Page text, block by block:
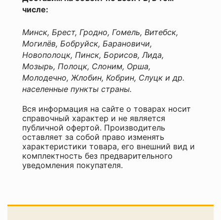
окна
двери
Основа
состава
акрил,
алкидная
смола
Основные
свойства
содержит
антисептик,
быстрое
высыхание,
останавливает
развитие
грибков,
без
содержит
числе:
Минск, Брест, Гродно, Гомель, Витебск,
Могилёв, Бобруйск, Барановичи,
Новополоцк, Пинск, Борисов, Лида,
Мозырь, Полоцк, Слоним, Орша,
Молодечно, Жлобин, Кобрин, Слуцк и др.
населенные пункты страны.
Вся информация на сайте о товарах носит
справочный характер и не является
публичной офертой. Производитель
оставляет за собой право изменять
характеристики товара, его внешний вид и
комплектность без предварительного
уведомления покупателя.